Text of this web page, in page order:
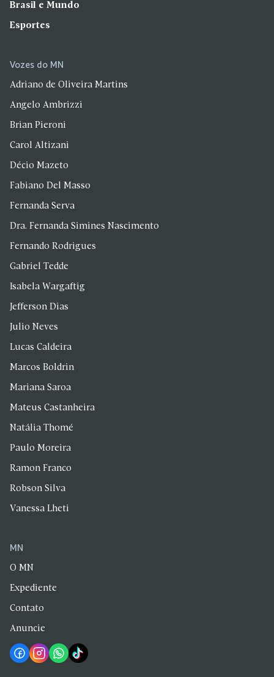
Brasil e Mundo
Esportes
Vozes do MN
Adriano de Oliveira Martins
Angelo Ambrizzi
Brian Pieroni
Carol Altizani
Décio Mazeto
Fabiano Del Masso
Fernanda Serva
Dra. Fernanda Simines Nascimento
Fernando Rodrigues
Gabriel Tedde
Isabela Wargaftig
Jefferson Dias
Julio Neves
Lucas Caldeira
Marcos Boldrin
Mariana Saroa
Mateus Castanheira
Natália Thomé
Paulo Moreira
Ramon Franco
Robson Silva
Vanessa Lheti
MN
O MN
Expediente
Contato
Anuncie